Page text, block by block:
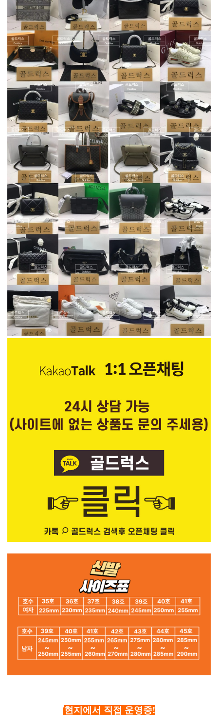
현지에서 직접 운영중!